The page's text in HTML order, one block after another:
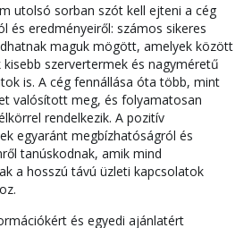
utolsó sorban szót kell ejteni a cég
és eredményeiről: számos sikeres
maguk mögött, amelyek között
kisebb szervertermek és nagyméretű
is. A cég fennállása óta több, mint
valósított meg, és folyamatosan
rendelkezik. A pozitív
egyaránt megbízhatóságról és
tanúskodnak, amik mind
a hosszú távú üzleti kapcsolatok
és egyedi ajánlatért